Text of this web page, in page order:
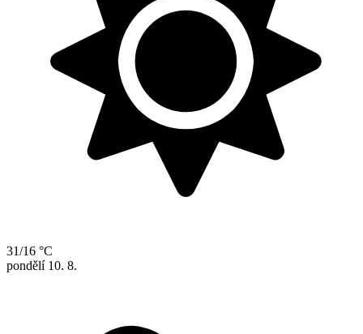
31/16 °C
pondělí 10. 8.